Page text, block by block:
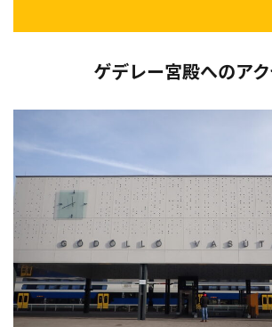
ゲデレー宮殿へのア